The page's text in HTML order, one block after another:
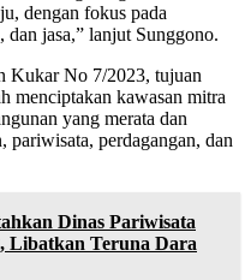
dengan fokus pada
dan jasa,” lanjut Sunggono.
Kukar No 7/2023, tujuan
menciptakan kawasan mitra
yang merata dan
pariwisata, perdagangan, dan
Dinas Pariwisata
Libatkan Teruna Dara